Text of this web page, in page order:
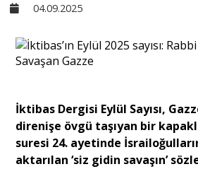
Kültür - Sanat
Dünya
04.09.2025
İktibas Dergisi Eylül Sayısı,
direnişe övgü taşıyan bir
suresi 24. ayetinde
aktarılan ‘siz gidin savaşın’